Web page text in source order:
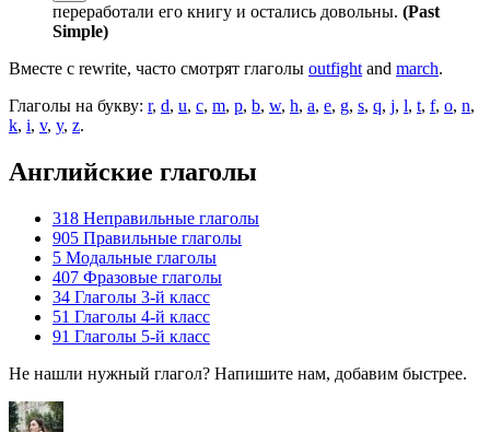
переработали его книгу и остались довольны. (Past
Simple)
Вместе с rewrite, часто смотрят глаголы outfight and march.
Глаголы на букву: r, d, u, c, m, p, b, w, h, a, e, g, s, q, j, l, t, f, o, n,
k, i, v, y, z.
Английские глаголы
318 Неправильные глаголы
905 Правильные глаголы
5 Модальные глаголы
407 Фразовые глаголы
34 Глаголы 3-й класс
51 Глаголы 4-й класс
91 Глаголы 5-й класс
Не нашли нужный глагол? Напишите нам, добавим быстрее.